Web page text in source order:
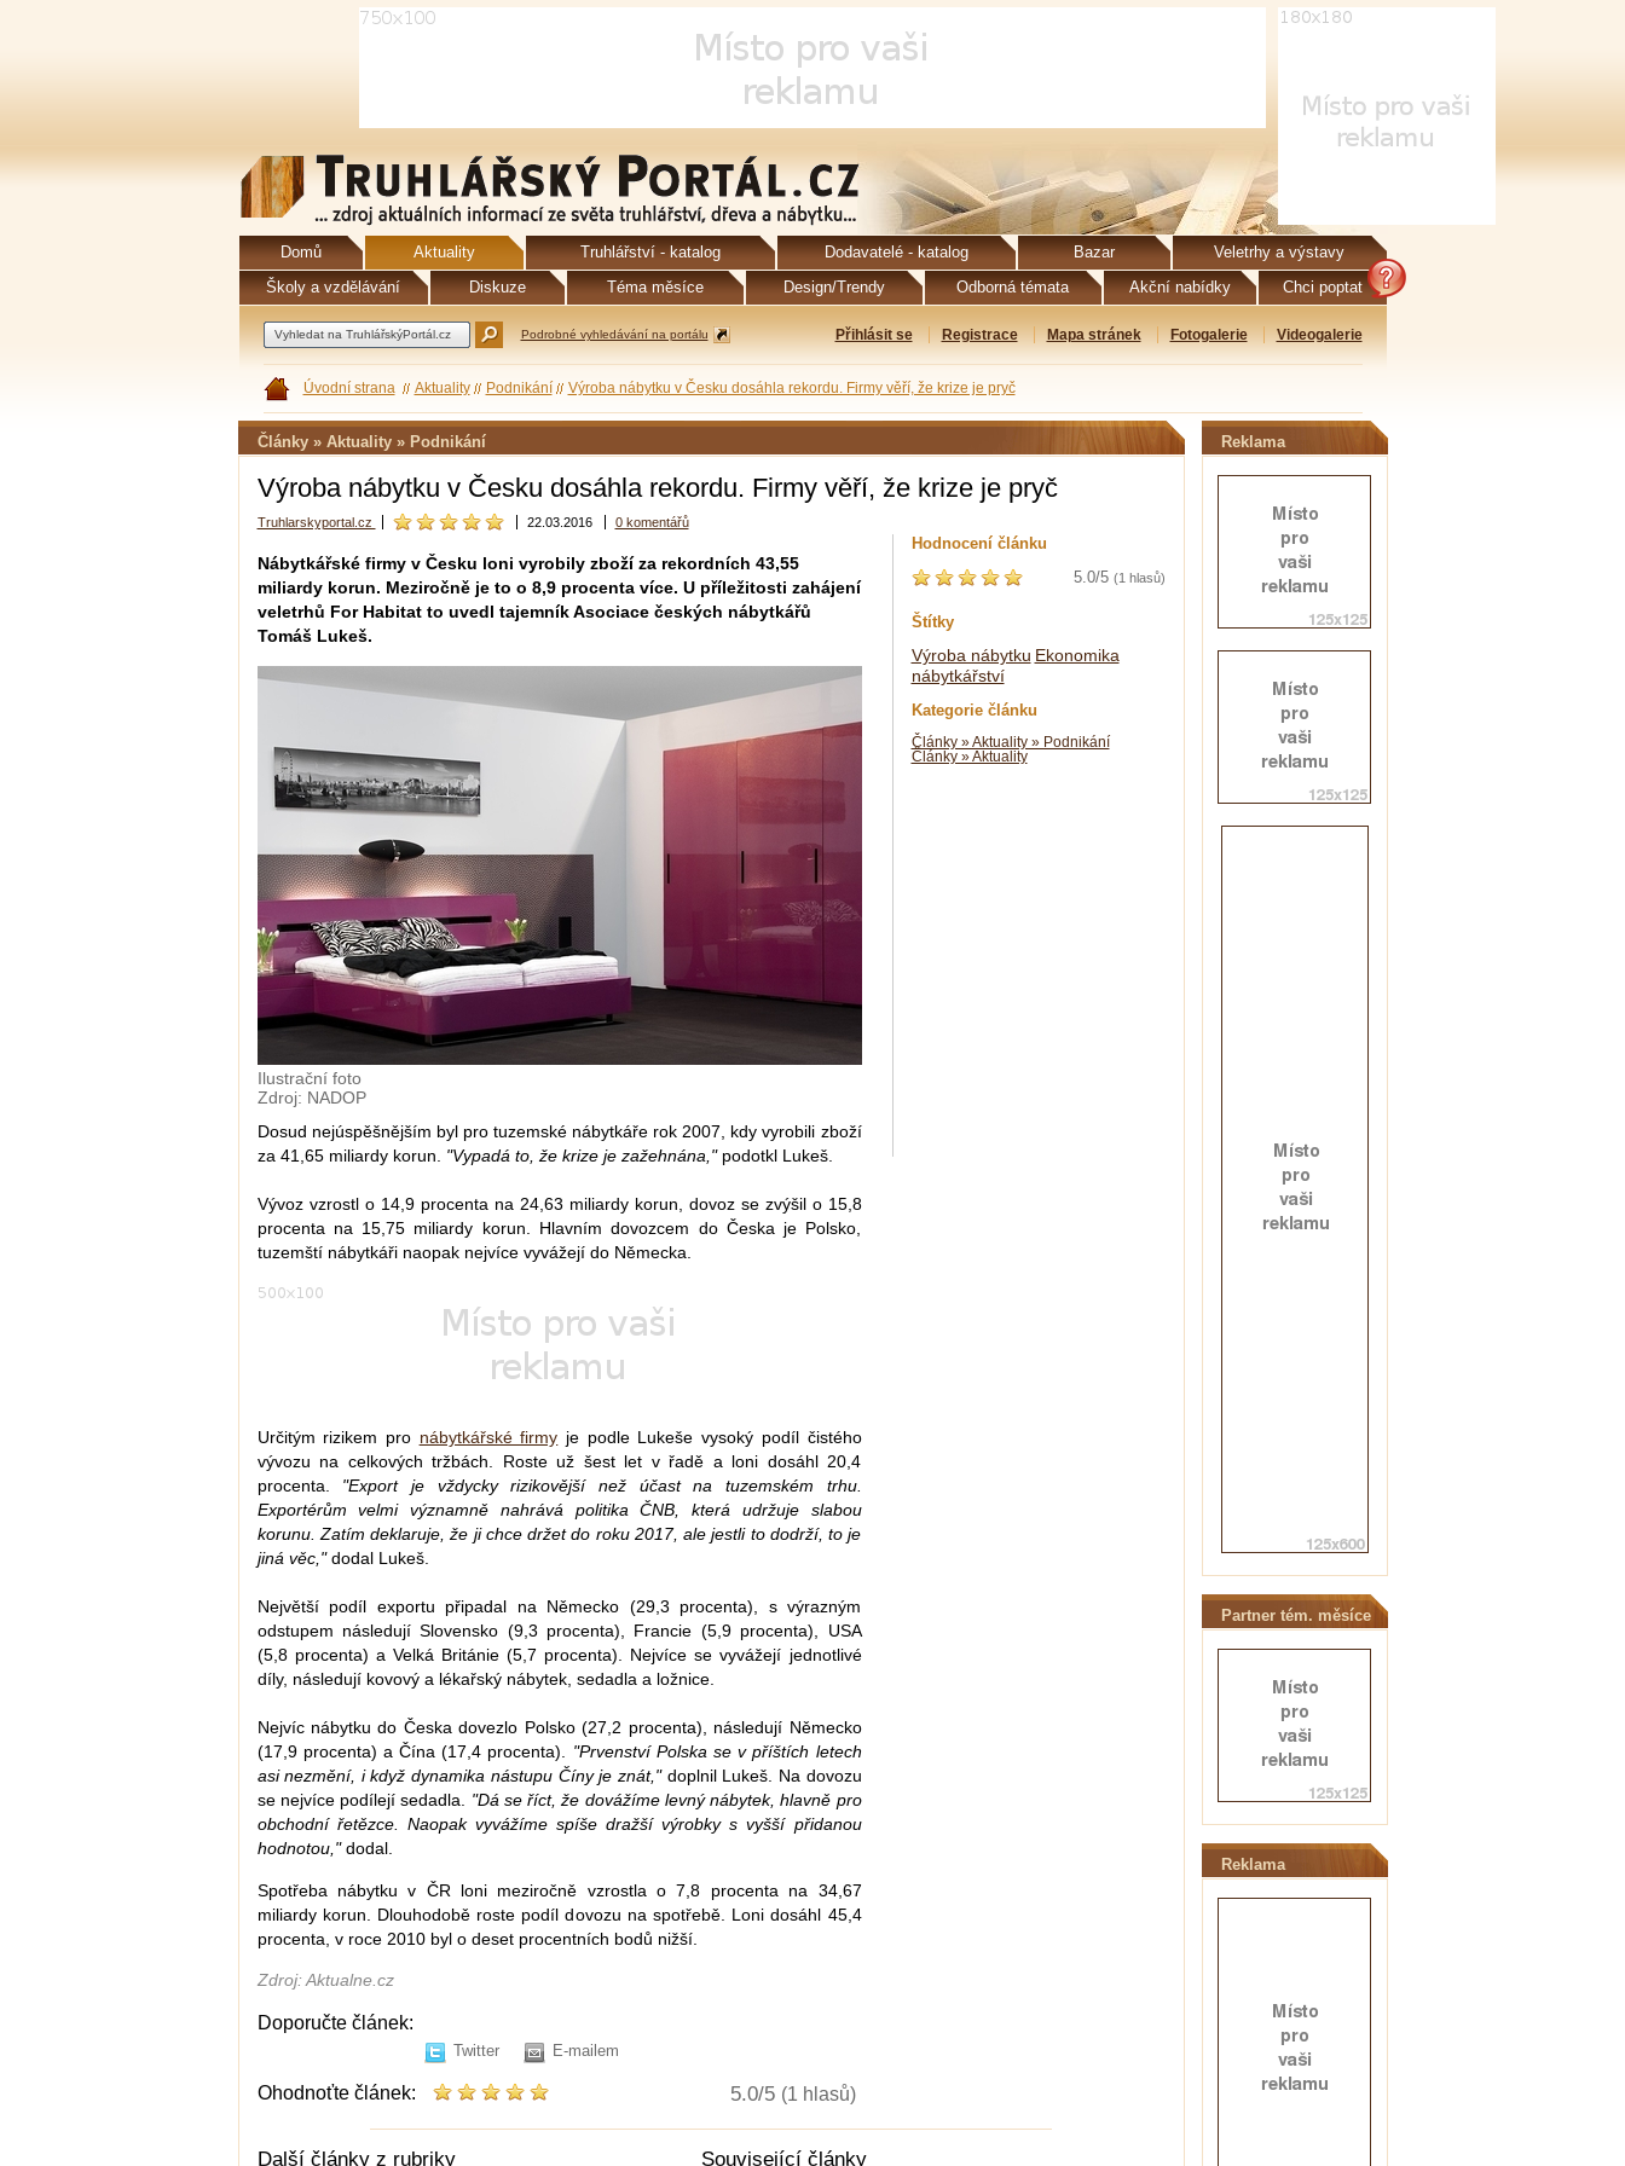
Domů Aktuality Truhlářství - katalog Dodavatelé - katalog Bazar
Veletrhy a výstavy
Školy a vzdělávání
Diskuze Téma měsíce Design/Trendy Odborná témata Akční nabídky Chci poptat
Podrobné vyhledávání na portálu Přihlásit se Registrace Mapa stránek Fotogalerie Videogalerie
Úvodní strana Aktuality Podnikání Výroba nábytku v Česku dosáhla rekordu. Firmy věří, že krize je pryč
Články » Aktuality » Podnikání
Výroba nábytku v Česku dosáhla rekordu. Firmy věří, že krize je pryč
Truhlarskyportal.cz 22.03.2016 0 komentářů
Nábytkářské firmy v Česku loni vyrobily zboží za rekordních 43,55
miliardy korun. Meziročně je to o 8,9 procenta více. U příležitosti zahájení
veletrhů For Habitat to uvedl tajemník Asociace českých nábytkářů
Tomáš Lukeš.
Ilustrační foto
Zdroj: NADOP
Dosud nejúspěšnějším byl pro tuzemské nábytkáře rok 2007, kdy vyrobili zboží
za 41,65 miliardy korun. "Vypadá to, že krize je zažehnána,"podotkl Lukeš.
Vývoz vzrostl o 14,9 procenta na 24,63 miliardy korun, dovoz se zvýšil o 15,8
procenta na 15,75 miliardy korun. Hlavním dovozcem do Česka je Polsko,
tuzemští nábytkáři naopak nejvíce vyvážejí do Německa.
Určitým rizikem pro nábytkářské firmy je podle Lukeše vysoký podíl čistého
vývozu na celkových tržbách. Roste už šest let v řadě a loni dosáhl 20,4
procenta. "Export je vždycky rizikovější než účast na tuzemském trhu.
Exportérům velmi významně nahrává politika ČNB, která udržuje slabou
korunu. Zatím deklaruje, že ji chce držet do roku 2017, ale jestli to dodrží, to je
jiná věc,"dodal Lukeš.
Největší podíl exportu připadal na Německo (29,3 procenta), s výrazným
odstupem následují Slovensko (9,3 procenta), Francie (5,9 procenta), USA
(5,8 procenta) a Velká Británie (5,7 procenta). Nejvíce se vyvážejí jednotlivé
díly, následují kovový a lékařský nábytek, sedadla a ložnice.
Nejvíc nábytku do Česka dovezlo Polsko (27,2 procenta), následují Německo
(17,9 procenta) a Čína (17,4 procenta). "Prvenství Polska se v příštích letech
asi nezmění, i když dynamika nástupu Číny je znát,"doplnil Lukeš. Na dovozu
se nejvíce podílejí sedadla. "Dá se říct, že dovážíme levný nábytek, hlavně pro
obchodní řetězce. Naopak vyvážíme spíše dražší výrobky s vyšší přidanou
hodnotou,"dodal.
Spotřeba nábytku v ČR loni meziročně vzrostla o 7,8 procenta na 34,67
miliardy korun. Dlouhodobě roste podíl dovozu na spotřebě. Loni dosáhl 45,4
procenta, v roce 2010 byl o deset procentních bodů nižší.
Zdroj: Aktualne.cz
Doporučte článek:
Twitter E-mailem
Ohodnoťte článek: 5.0/5 (1 hlasů)
Hodnocení článku
5.0/5 (1 hlasů)
Štítky
Výroba nábytku Ekonomika
nábytkářství
Kategorie článku
Články » Aktuality » Podnikání
Články » Aktuality
Další články z rubriky Související články
Reklama
Partner tém. měsíce
Reklama